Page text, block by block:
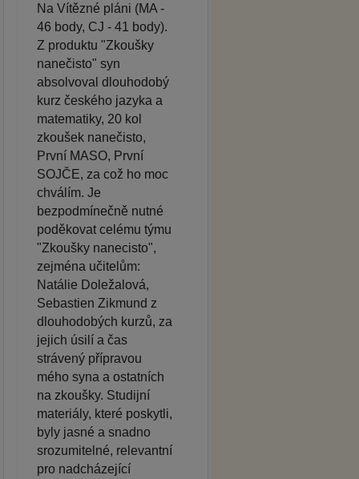
Na Vítězné pláni (MA -
46 body, CJ - 41 body).
Z produktu "Zkoušky
nanečisto" syn
absolvoval dlouhodobý
kurz českého jazyka a
matematiky, 20 kol
zkoušek nanečisto,
První MASO, První
SOJČE, za což ho moc
chválím. Je
bezpodmínečně nutné
poděkovat celému týmu
"Zkoušky nanecisto",
zejména učitelům:
Natálie Doležalová,
Sebastien Zikmund z
dlouhodobých kurzů, za
jejich úsilí a čas
strávený přípravou
mého syna a ostatních
na zkoušky. Studijní
materiály, které poskytli,
byly jasné a snadno
srozumitelné, relevantní
pro nadcházející